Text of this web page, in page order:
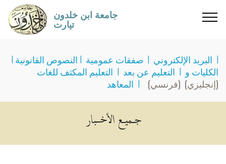
جامعة ابن خلدون
تيارت
I النصوص القانونية I صفقات عمومية I البريد الإلكتروني I
التعليم المكثف للغات I التعليم عن بعد I الكليات و
المعاهد I (فرنسي) (إنجليزي)
جــميــع الأخـــبار